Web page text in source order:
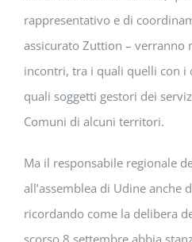
rappresentativo e di
assicurato Zuttion – verranno
incontri, tra i quali quelli con i
quali soggetti gestori dei
Comuni di alcuni territori.
Ma il responsabile regionale
all’assemblea di Udine anche
ricordando come la delibera